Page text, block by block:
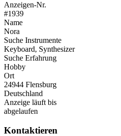
Anzeigen-Nr.
#1939
Name
Nora
Suche Instrumente
Keyboard, Synthesizer
Suche Erfahrung
Hobby
Ort
24944 Flensburg
Deutschland
Anzeige läuft bis
abgelaufen
Kontaktieren